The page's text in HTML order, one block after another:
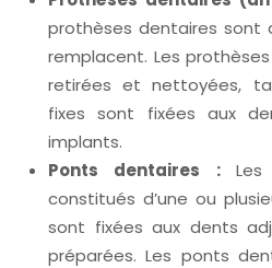
prothèses dentaires sont
remplacent. Les
retirées et nettoyées,
fixes sont fixées aux
implants.
Ponts dentaires :
constitués d’une ou
sont fixées aux dents
préparées. Les ponts